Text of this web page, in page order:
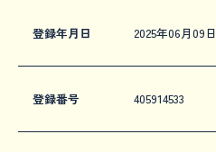
登録年月日 2025年06月09日
登録番号 405914533